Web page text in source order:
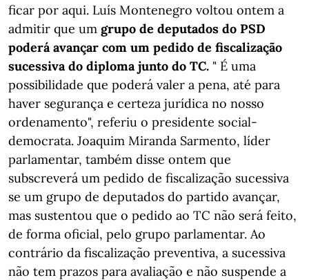
ficar por aqui. Luís Montenegro voltou ontem a
admitir que um grupo de deputados do PSD
poderá avançar com um pedido de fiscalização
sucessiva do diploma junto do TC. " É uma
possibilidade que poderá valer a pena, até para
haver segurança e certeza jurídica no nosso
ordenamento", referiu o presidente social-
democrata. Joaquim Miranda Sarmento, líder
parlamentar, também disse ontem que
subscreverá um pedido de fiscalização sucessiva
se um grupo de deputados do partido avançar,
mas sustentou que o pedido ao TC não será feito,
de forma oficial, pelo grupo parlamentar. Ao
contrário da fiscalização preventiva, a sucessiva
não tem prazos para avaliação e não suspende a